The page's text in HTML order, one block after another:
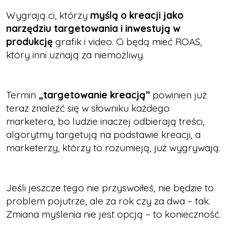
Wygrają ci, którzy myślą o kreacji jako
narzędziu targetowania i inwestują w
produkcję grafik i video. Ci będą mieć ROAS,
który inni uznają za niemożliwy.
Termin „targetowanie kreacją” powinien już
teraz znaleźć się w słowniku każdego
marketera, bo ludzie inaczej odbierają treści,
algorytmy targetują na podstawie kreacji, a
marketerzy, którzy to rozumieją, już wygrywają.
Jeśli jeszcze tego nie przyswoiłeś, nie będzie to
problem pojutrze, ale za rok czy za dwa – tak.
Zmiana myślenia nie jest opcją – to konieczność.